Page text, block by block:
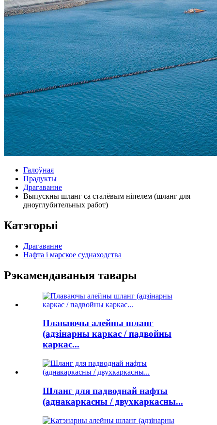
Галоўная
Прадукты
Драгаванне
Выпускны шланг са сталёвым ніпелем (шланг для
дноуглубительных работ)
Катэгорыі
Драгаванне
Нафта і марское суднаходства
Рэкамендаваныя тавары
Плаваючы алейны шланг
(адзінарны каркас / падвойны
каркас...
Шланг для падводнай нафты
(аднакаркасны / двухкаркасны...